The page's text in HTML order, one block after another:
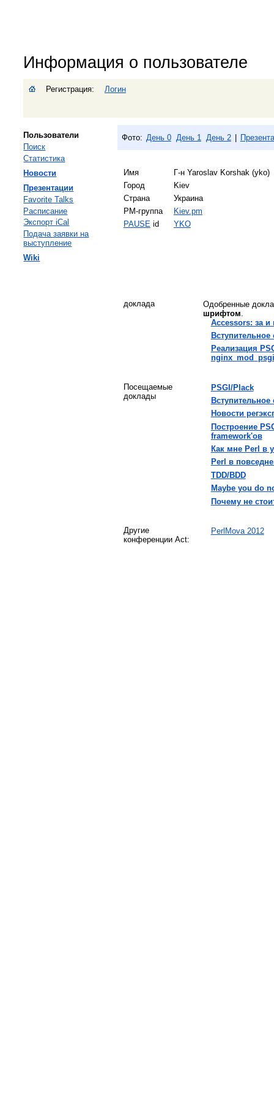
Информация о пользователе
Регистрация: Логин
Пользователи
Поиск
Статистика
Новости
Презентации
Favorite Talks
Расписание
Экспорт iCal
Подача заявки на
выступление
Wiki
Фото: День 0 День 1 День 2
Имя
Г-н Yaroslav Korshak (‎yko‎)
Город
Kiev
Страна
Украина
PM-группа
Kiev.pm
PAUSE id YKO
доклада
Одобренные
шрифтом
‎Accessors: за и
‎Вступительное
‎Реализация
nginx_mod_psgi‎
Посещаемые
доклады
‎PSGI/Plack‎
‎Вступительное
‎Новости
‎Построение
framework'ов‎
‎Как мне Perl в
‎Perl в
‎TDD/BDD‎
‎Maybe you do
‎Почему не
Другие
конференции Act:
PerlMova 2012